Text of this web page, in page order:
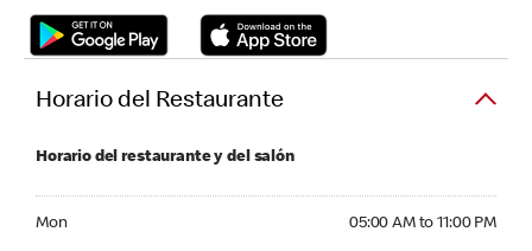
Horario del Restaurante
Horario del restaurante y del salón
Mon 05:00 AM to 11:00 PM